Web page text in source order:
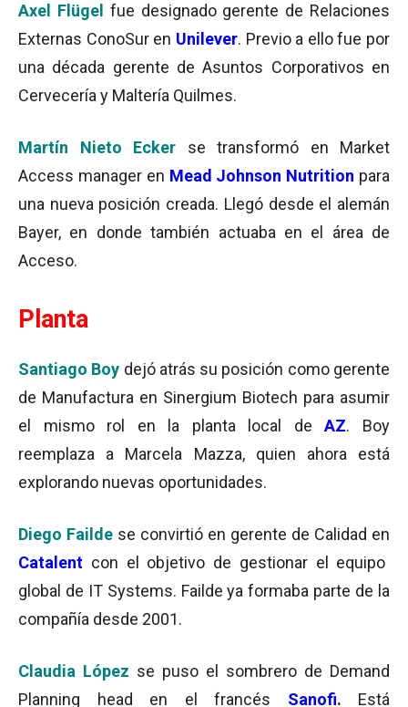
Axel Flügel fue designado gerente de Relaciones
Externas ConoSur en Unilever. Previo a ello fue por
una década gerente de Asuntos Corporativos en
Cervecería y Maltería Quilmes.
Martín Nieto Ecker
se transformó en Market
Access manager en Mead Johnson Nutrition para
una nueva posición creada. Llegó desde el alemán
Bayer, en donde también actuaba en el área de
Acceso.
Planta
Santiago Boy dejó atrás su posición como gerente
de Manufactura en Sinergium Biotech para asumir
el mismo rol en la planta local deAZ. Boy
reemplaza a Marcela Mazza, quien ahora está
explorando nuevas oportunidades.
Diego Failde se convirtió en gerente de Calidad en
Catalent con el objetivo de gestionar el equipo
global de IT Systems. Failde ya formaba parte de la
compañía desde 2001.
Claudia López se puso el sombrero de Demand
Planning head en el francés Sanofi. Está